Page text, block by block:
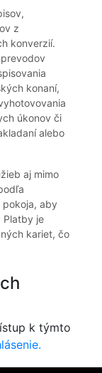
z
konverzií.
konaní,
úkonov či
alebo
aj mimo
aby
Platby je
kariet, čo
k týmto